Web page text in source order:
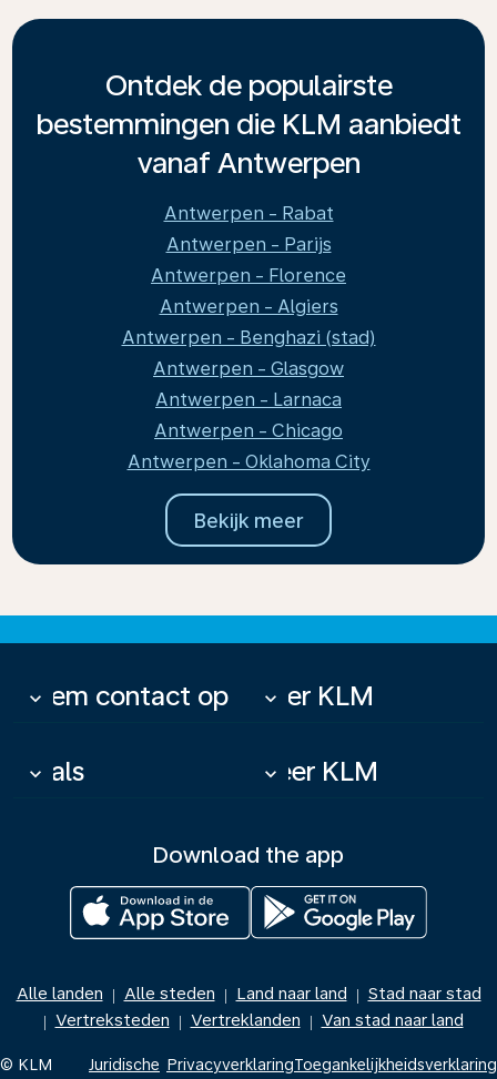
Ontdek de populairste
bestemmingen die KLM aanbiedt
vanaf Antwerpen
Antwerpen - Rabat
Antwerpen - Parijs
Antwerpen - Florence
Antwerpen - Algiers
Antwerpen - Benghazi (stad)
Antwerpen - Glasgow
Antwerpen - Larnaca
Antwerpen - Chicago
Antwerpen - Oklahoma City
Bekijk meer
Neem contact op
keyboard_arrow_down Over KLM
keyboard_arrow_down
Deals
keyboard_arrow_down Meer KLM
keyboard_arrow_down
Download the app
Alle landen | Alle steden | Land naar land | Stad naar stad
| Vertreksteden | Vertreklanden | Van stad naar land
© KLM Juridische PrivacyverklaringToegankelijkheidsverklaring